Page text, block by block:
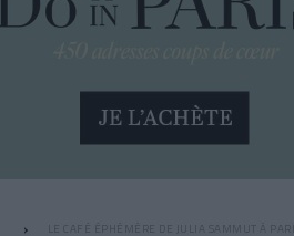
LE CAFÉ ÉPHÉMÈRE DE JULIA SAMMUT À PARIS